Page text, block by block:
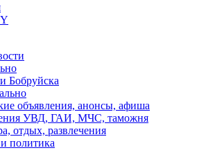
Бобруйска
объявления, анонсы, афиша
УВД, ГАИ, МЧС, таможня
отдых, развлечения
политика